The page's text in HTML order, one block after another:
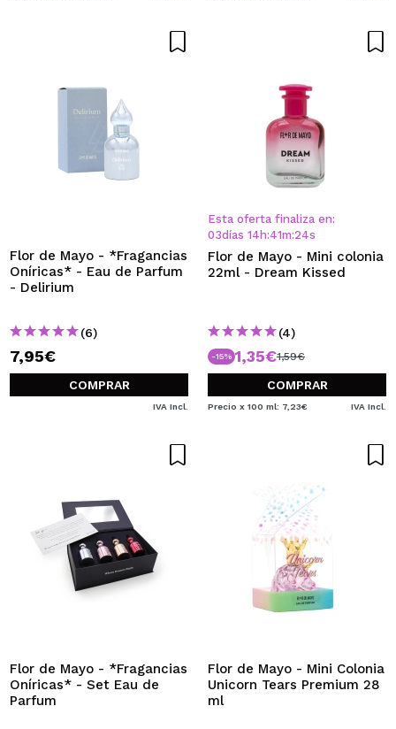
Flor de Mayo - *Fragancias
Oníricas* - Eau de Parfum
- Delirium
(6)
7,95€
COMPRAR
IVA Incl.
Esta oferta finaliza en:
03días 14 h:41m:23s
Flor de Mayo - Mini colonia
22ml - Dream Kissed
(4)
-15% 1,35€1,59€
COMPRAR
Precio x 100 ml: 7,23€ IVA Incl.
Flor de Mayo - *Fragancias
Oníricas* - Set Eau de
Parfum
Flor de Mayo - Mini Colonia
Unicorn Tears Premium 28
ml